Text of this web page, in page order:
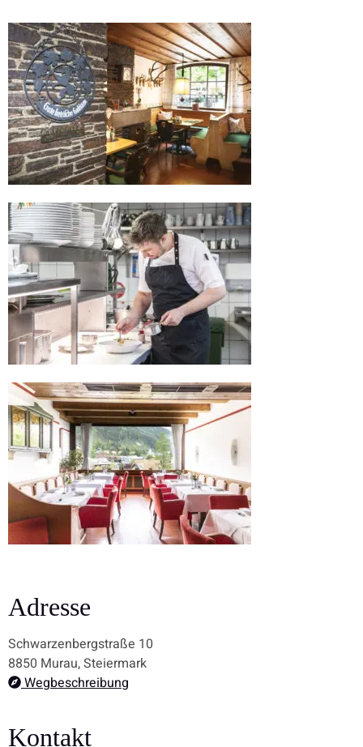
Adresse
Schwarzenbergstraße 10
8850 Murau, Steiermark
Wegbeschreibung
Kontakt